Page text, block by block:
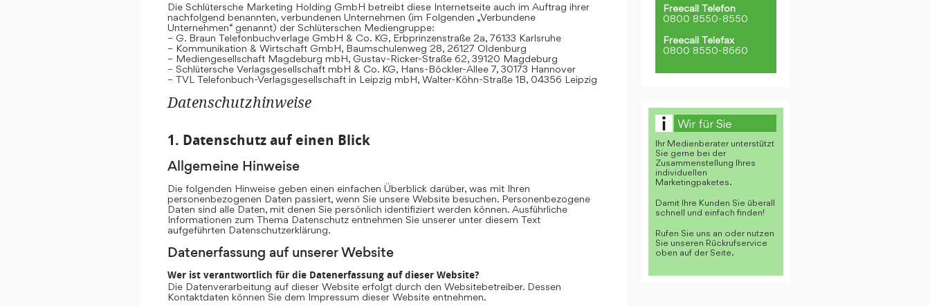
Die Schlütersche Marketing Holding GmbH betreibt diese Internetseite auch im Auftrag ihrer
nachfolgend benannten, verbundenen Unternehmen (im Folgenden „Verbundene
Unternehmen“ genannt) der Schlüterschen Mediengruppe:
– G. Braun Telefonbuchverlage GmbH & Co. KG, Erbprinzenstraße 2a, 76133 Karlsruhe
– Kommunikation & Wirtschaft GmbH, Baumschulenweg 28, 26127 Oldenburg
– Mediengesellschaft Magdeburg mbH, Gustav-Ricker-Straße 62, 39120 Magdeburg
– Schlütersche Verlagsgesellschaft mbH & Co. KG, Hans-Böckler-Allee 7, 30173 Hannover
– TVL Telefonbuch-Verlagsgesellschaft in Leipzig mbH, Walter-Köhn-Straße 1B, 04356 Leipzig
Datenschutzhinweise
1. Datenschutz auf einen Blick
Allgemeine Hinweise
Die folgenden Hinweise geben einen einfachen Überblick darüber, was mit Ihren
personenbezogenen Daten passiert, wenn Sie unsere Website besuchen. Personenbezogene
Daten sind alle Daten, mit denen Sie persönlich identifiziert werden können. Ausführliche
Informationen zum Thema Datenschutz entnehmen Sie unserer unter diesem Text
aufgeführten Datenschutzerklärung.
Datenerfassung auf unserer Website
Wer ist verantwortlich für die Datenerfassung auf dieser Website?
Die Datenverarbeitung auf dieser Website erfolgt durch den Websitebetreiber. Dessen
Kontaktdaten können Sie dem Impressum dieser Website entnehmen.
Freecall Telefon
0800 8550-8550
Freecall Telefax
0800 8550-8660
Wir für Sie
Ihr Medienberater unterstützt
Sie gerne bei der
Zusammenstellung Ihres
individuellen
Marketingpaketes.
Damit Ihre Kunden Sie überall
schnell und einfach finden!
Rufen Sie uns an oder nutzen
Sie unseren Rückrufservice
oben auf der Seite.